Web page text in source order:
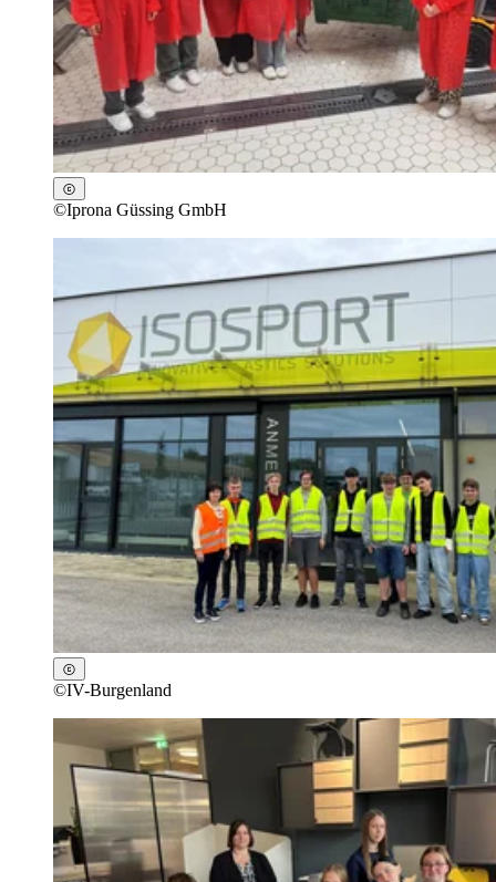
©Iprona Güssing GmbH
©IV-Burgenland